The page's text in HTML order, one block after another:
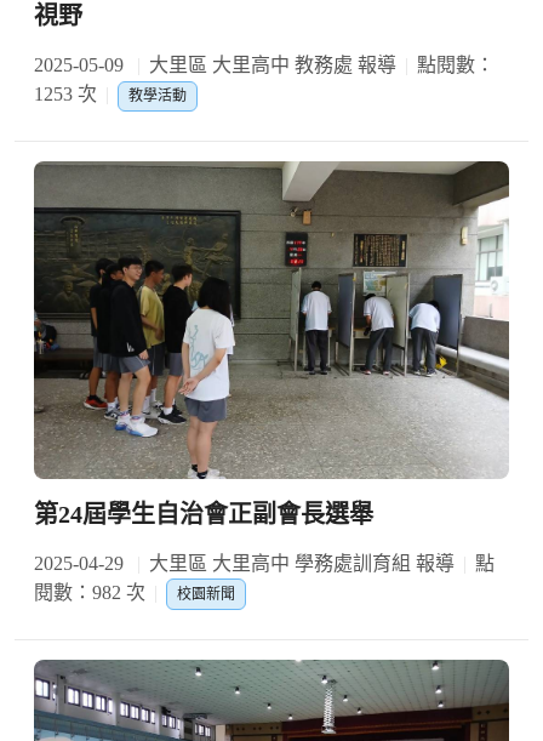
視野
2025-05-09 大里區 大里高中 教務處 報導
點閱數：
1253 次
教學活動
第24屆學生自治會正副會長選舉
2025-04-29 大里區 大里高中 學務處訓育組 報導
點
閱數：982 次
校園新聞